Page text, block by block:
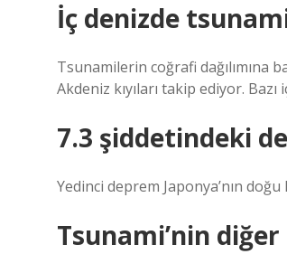
İç denizde
Tsunamilerin coğrafi dağılımına
Akdeniz kıyıları takip ediyor.
7.3 şiddetindeki
Yedinci deprem Japonya’nın doğu
Tsunami’nin diğer